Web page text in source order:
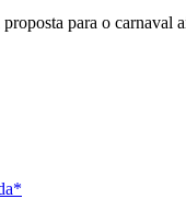
para o carnaval